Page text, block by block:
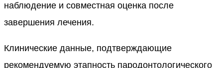
наблюдение и совместная оценка после
завершения лечения.
Клинические данные, подтверждающие
рекомендуемую этапность пародонтологического